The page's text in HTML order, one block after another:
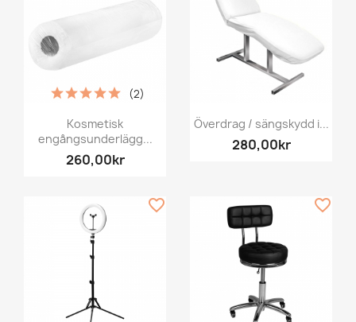
Kosmetisk
engångsunderlägg...
260,00kr
(2)
Överdrag / sängskydd i...
280,00kr
favorite_border favorite_border